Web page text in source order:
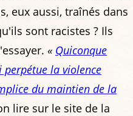
eux aussi, traînés dans
sont racistes ? Ils
« Quiconque
la violence
du maintien de la
lire sur le site de la